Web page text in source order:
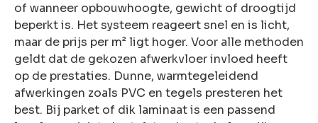
of wanneer opbouwhoogte, gewicht of droogtijd
beperkt is. Het systeem reageert snel en is licht,
maar de prijs per m² ligt hoger. Voor alle methoden
geldt dat de gekozen afwerkvloer invloed heeft
op de prestaties. Dunne, warmtegeleidend
afwerkingen zoals PVC en tegels presteren het
best. Bij parket of dik laminaat is een passend